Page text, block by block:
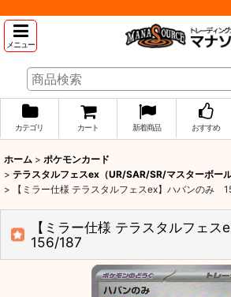
メニュー
カテゴリ カート 新着商品 おすすめ
ホーム > ポケモンカード
> テラスタルフェスex（UR/SAR/SR/マスターボー
>
【ミラー仕様 テラスタルフェスex】ハバンのみ
【ミラー仕様 テラスタルフェ
156/187